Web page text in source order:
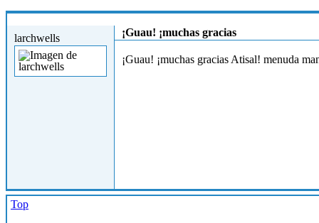
larchwells ¡Guau! ¡muchas gracias
¡Guau! ¡muchas gracias Atisal! menuda
Top